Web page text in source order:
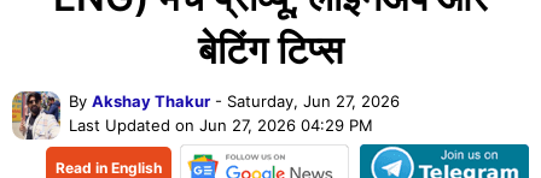
बेटिंग टिप्स
By Akshay Thakur - Saturday, Jun 27, 2026
Last Updated on Jun 27, 2026 04:29 PM
Read in English